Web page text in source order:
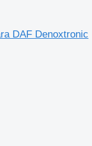
DAF Denoxtronic